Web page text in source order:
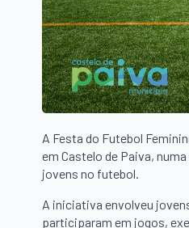
A Festa do Futebol
em Castelo de Paiva,
jovens no futebol.
A iniciativa envolveu
participaram em jogos,